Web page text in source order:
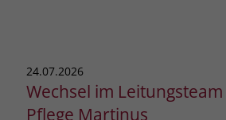
24.07.2026
Wechsel im
Pflege Martinus